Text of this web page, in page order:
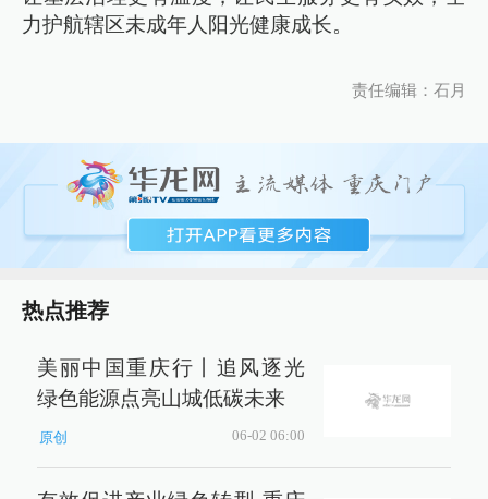
力护航辖区未成年人阳光健康成长。
责任编辑：石月
热点推荐
美丽中国重庆行丨追风逐光
绿色能源点亮山城低碳未来
原创 06-02 06:00